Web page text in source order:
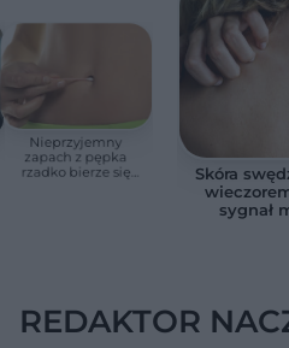
Nieprzyjemny
zapach z pępka
rzadko bierze się
Skóra
sygnał
REDAKTOR